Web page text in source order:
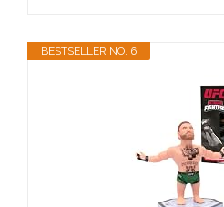
BESTSELLER NO. 6